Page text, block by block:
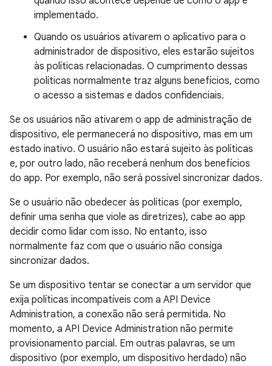
implementado.
Quando os usuários ativarem o aplicativo para o
administrador de dispositivo, eles estarão sujeitos
às políticas relacionadas. O cumprimento dessas
políticas normalmente traz alguns benefícios, como
o acesso a sistemas e dados confidenciais.
Se os usuários não ativarem o app de administração de
dispositivo, ele permanecerá no dispositivo, mas em um
estado inativo. O usuário não estará sujeito às políticas
e, por outro lado, não receberá nenhum dos benefícios
do app. Por exemplo, não será possível sincronizar dados.
Se o usuário não obedecer às políticas (por exemplo,
definir uma senha que viole as diretrizes), cabe ao app
decidir como lidar com isso. No entanto, isso
normalmente faz com que o usuário não consiga
sincronizar dados.
Se um dispositivo tentar se conectar a um servidor que
exija políticas incompatíveis com a API Device
Administration, a conexão não será permitida. No
momento, a API Device Administration não permite
provisionamento parcial. Em outras palavras, se um
dispositivo (por exemplo, um dispositivo herdado) não